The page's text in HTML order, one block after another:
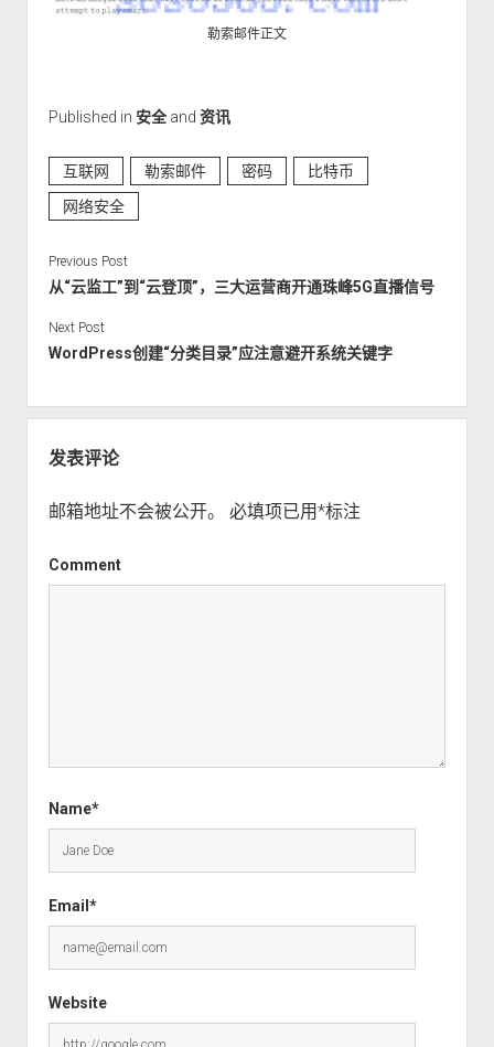
勒索邮件正文
Published in 安全and 资讯
互联网 勒索邮件 密码
比特币
网络安全
Previous Post
从“云监工”到“云登顶”，三大运营商开通珠峰5G直播信号
Next Post
WordPress创建“分类目录”应注意避开系统关键字
发表评论
邮箱地址不会被公开。 必填项已用*标注
Comment
Name*
Email*
Website